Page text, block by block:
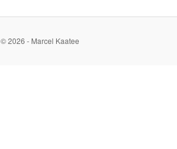
© 2026 - Marcel Kaatee